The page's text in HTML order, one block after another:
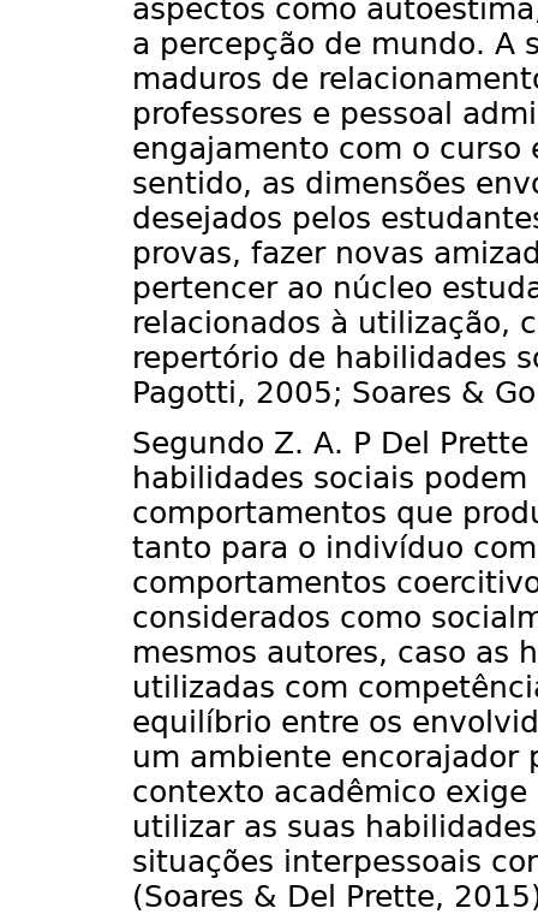
aspectos como
a percepção de mundo. A
maduros de
professores e pessoal
engajamento com o curso
sentido, as dimensões
desejados pelos
provas, fazer novas
pertencer ao núcleo
relacionados à utilização,
repertório de habilidades
Pagotti, 2005; Soares &
Segundo Z. A. P Del
habilidades sociais
comportamentos que
tanto para o indivíduo
comportamentos
considerados como
mesmos autores, caso as
utilizadas com
equilíbrio entre os
um ambiente encorajador
contexto acadêmico
utilizar as suas
situações interpessoais
(Soares & Del Prette,